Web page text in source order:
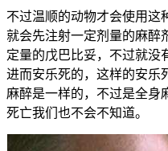
不过温顺的动物才会使用这
就会先注射一定剂量的麻醉
定量的戊巴比妥，不过就没
进而安乐死的，这样的安乐
麻醉是一样的，不过是全身
死亡我们也不会不知道。